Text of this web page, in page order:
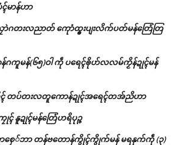
ၚ်မာန်ဟာ
ာဲဂတးလညာတ် ကေုာံထ္ၜးပျးလိက်ပတ်မန်တြေံတြ
န်ဂကူမန်(၆၅)ဝါ ကဵု ပရေၚ်ၜိုဟ်လလမ်ကၟိန်ဍုၚ်မန်
တပ်တးလတူကောန်ဍုၚ်အရေၚ်တအ်ညိဟာ
နူဍုၚ်မန်တြေံဟရိပုဉ္ဇ
ာစှေ်ဘာ တန်ဗတောန်ကွိုၚ်ကွိုက်မန် မရနုက်ကဵု (၃)